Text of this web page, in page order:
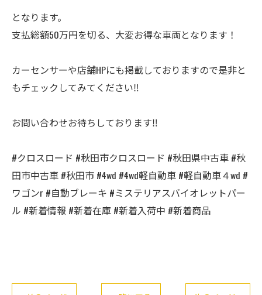
となります。
支払総額50万円を切る、大変お得な車両となります！
カーセンサーや店舗HPにも掲載しておりますので是非と
もチェックしてみてください‼️
お問い合わせお待ちしております‼️
#クロスロード #秋田市クロスロード #秋田県中古車 #秋
田市中古車 #秋田市 #4wd #4wd軽自動車 #軽自動車４wd #
ワゴンr #自動ブレーキ #ミステリアスバイオレットパー
ル #新着情報 #新着在庫 #新着入荷中 #新着商品